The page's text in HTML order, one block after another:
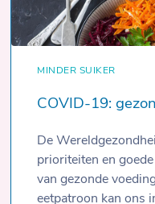
MINDER SUIKER
COVID-19:
De
prioriteiten en
van gezonde
eetpatroon kan ons